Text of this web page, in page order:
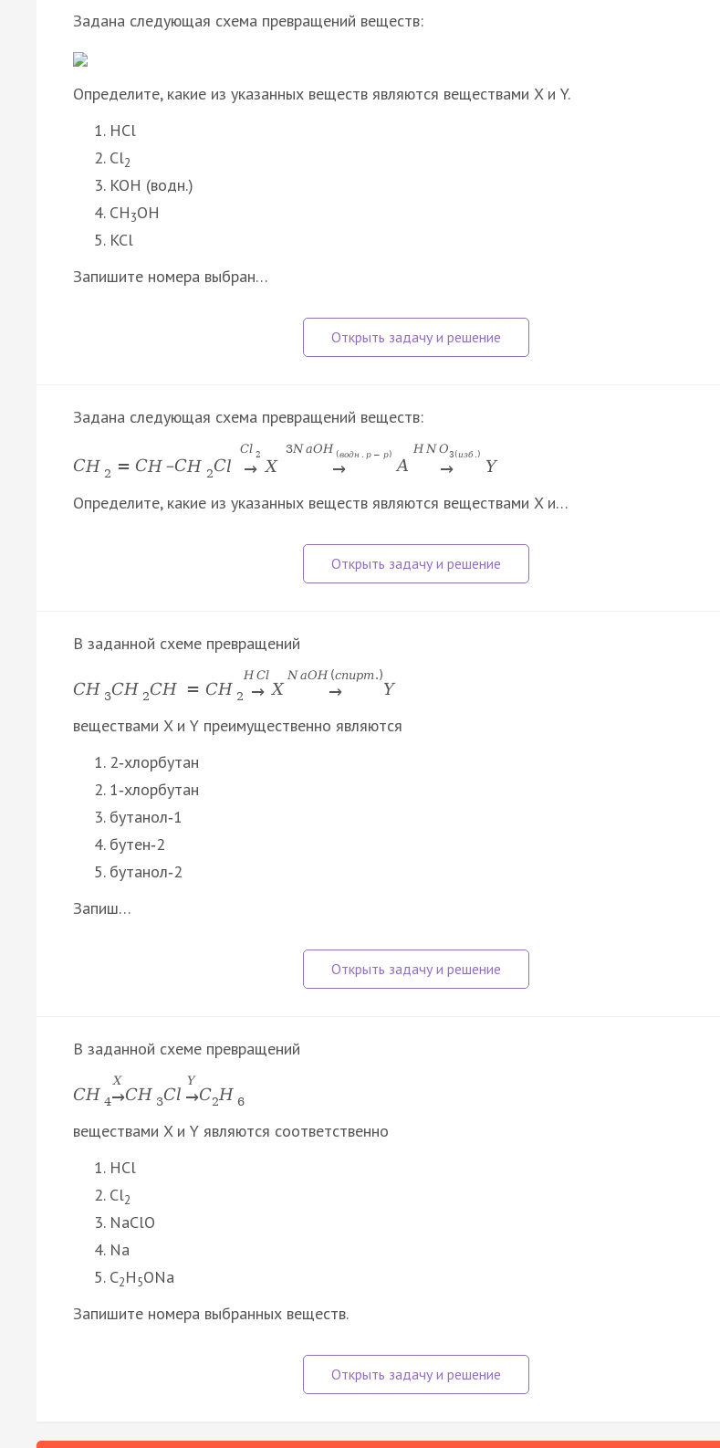
Задана следующая схема превращений веществ:
Определите, какие из указанных веществ являются веществами X и Y.
HCl
Cl2
KOH (водн.)
CH3OH
KCl
Запишите номера выбран…
Задана следующая схема превращений веществ:
CH 2 = CH –CH 2Cl
Cl 2
→ X
3N aOH ( водн р − р)
→ A
HNO3(изб )
→ Y
Определите, какие из указанных веществ являются веществами X и…
В заданной схеме превращений
CH 3CH 2CH = CH 2
H Cl
→ X
N aOH (спирт.)
→ Y
веществами X и Y преимущественно являются
2‑хлорбутан
1‑хлорбутан
бутанол‑1
бутен‑2
бутанол‑2
Запиш…
В заданной схеме превращений
CH 4
X
→CH 3Cl
Y
→C2H 6
веществами X и Y являются соответственно
HCl
Cl2
NaClO
Na
C2H5ONa
Запишите номера выбранных веществ.